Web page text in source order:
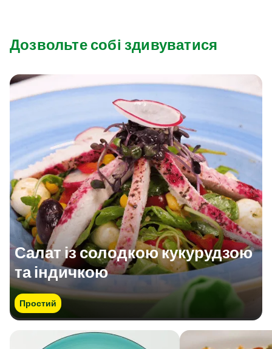
Дозвольте собі здивуватися
Салат із солодкою кукурудзою
та індичкою
Простий